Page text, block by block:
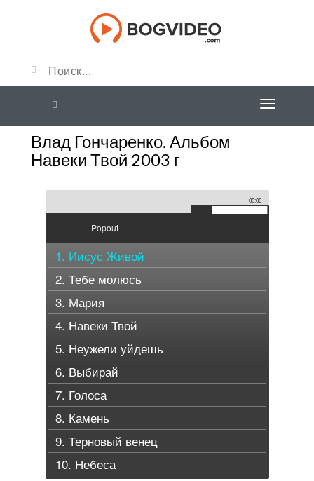
Влад Гончаренко. Альбом
Навеки Твой 2003 г
00:00
Popout
1. Иисус Живой
2. Тебе молюсь
3. Мария
4. Навеки Твой
5. Неужели уйдешь
6. Выбирай
7. Голоса
8. Камень
9. Терновый венец
10. Небеса